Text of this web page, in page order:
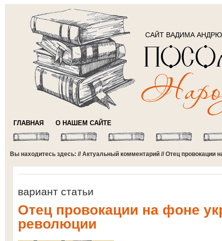
САЙТ ВАДИМА
ГЛАВНАЯ О НАШЕМ САЙТЕ
Вы находитесь здесь: //Актуальный комментарий // Отец провокации
вариант статьи
Отец провокации на фоне
революции